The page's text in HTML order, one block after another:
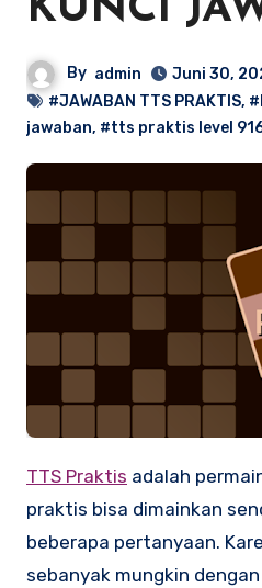
KUNCI
By admin
Juni 30,
#JAWABAN TTS PRAKTIS,
jawaban, #tts praktis level
TTS Praktis adalah
praktis bisa dimainkan
beberapa pertanyaan.
sebanyak mungkin